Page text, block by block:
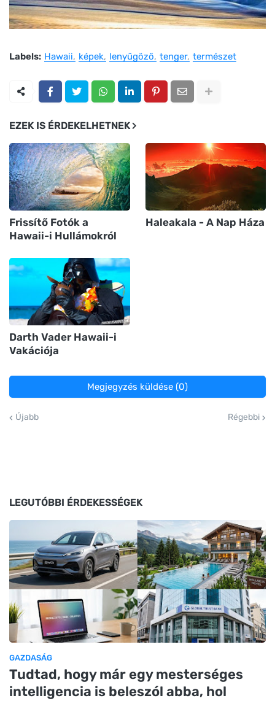
Labels: Hawaii képek lenyűgöző tenger természet
EZEK IS ÉRDEKELHETNEK
Frissítő Fotók a
Hawaii-i Hullámokról
Haleakala - A Nap Háza
Darth Vader Hawaii-i
Vakációja
Megjegyzés küldése (0)
Újabb Régebbi
LEGUTÓBBI ÉRDEKESSÉGEK
GAZDASÁG
Tudtad, hogy már egy mesterséges
intelligencia is beleszól abba, hol